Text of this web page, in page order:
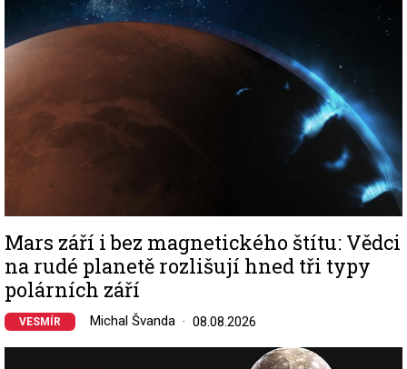
Mars září i bez magnetického štítu: Vědci
na rudé planetě rozlišují hned tři typy
polárních září
VESMÍR Michal Švanda 08.08.2026